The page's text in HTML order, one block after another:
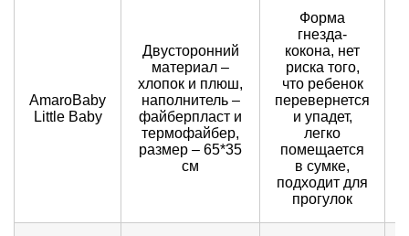
AmaroBaby
Little Baby
Двусторонний
материал –
хлопок и плюш,
наполнитель –
файберпласт и
термофайбер,
размер – 65*35
см
Форма
гнезда-
кокона, нет
риска того,
что ребенок
перевернется
и упадет,
легко
помещается
в сумке,
подходит для
прогулок